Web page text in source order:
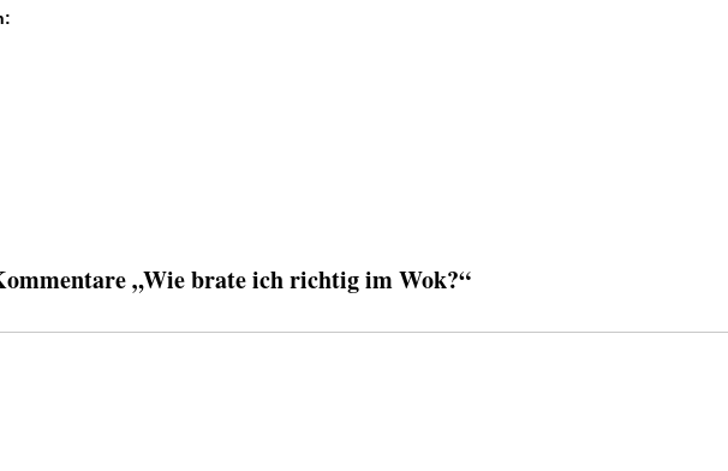
„Wie brate ich richtig im Wok?“